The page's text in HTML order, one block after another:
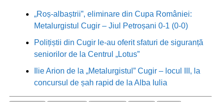
„Roș-albaștrii”, eliminare din Cupa României:
Metalurgistul Cugir – Jiul Petroșani 0-1 (0-0)
Polițiștii din Cugir le-au oferit sfaturi de siguranță
seniorilor de la Centrul „Lotus”
Ilie Arion de la „Metalurgistul” Cugir – locul III, la
concursul de șah rapid de la Alba Iulia